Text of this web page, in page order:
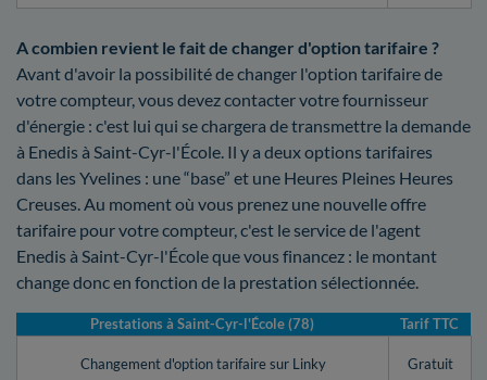
A combien revient le fait de changer d'option tarifaire ?
Avant d'avoir la possibilité de changer l'option tarifaire de
votre compteur, vous devez contacter votre fournisseur
d'énergie : c'est lui qui se chargera de transmettre la demande
à Enedis à Saint-Cyr-l'École. Il y a deux options tarifaires
dans les Yvelines : une “base” et une Heures Pleines Heures
Creuses. Au moment où vous prenez une nouvelle offre
tarifaire pour votre compteur, c'est le service de l'agent
Enedis à Saint-Cyr-l'École que vous financez : le montant
change donc en fonction de la prestation sélectionnée.
Prestations à Saint-Cyr-l'École (78) Tarif TTC
Changement d'option tarifaire sur Linky Gratuit